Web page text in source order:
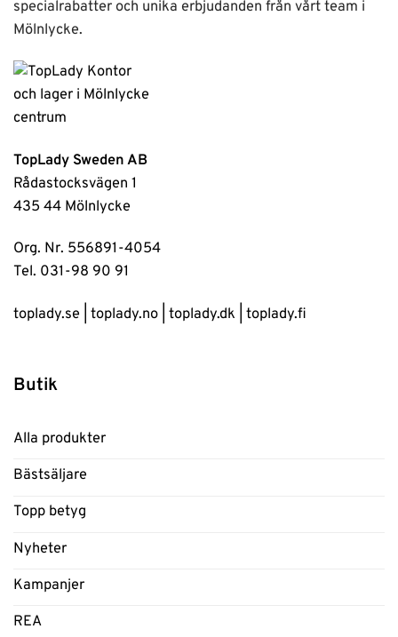
specialrabatter och unika erbjudanden från vårt team i
Mölnlycke.
TopLady Sweden AB
Rådastocksvägen 1
435 44 Mölnlycke
Org. Nr. 556891-4054
Tel. 031-98 90 91
toplady.se toplady.no toplady.dk toplady.fi
Butik
Alla produkter
Bästsäljare
Topp betyg
Nyheter
Kampanjer
REA